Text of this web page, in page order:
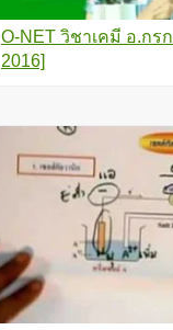
O-NET วิชาเคมี อ.กร
2016]